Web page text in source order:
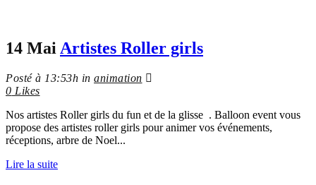
14 Mai Artistes Roller girls
Posté à 13:53h in animation
0 Likes
Nos artistes Roller girls du fun et de la glisse . Balloon event vous
propose des artistes roller girls pour animer vos événements,
réceptions, arbre de Noel...
Lire la suite